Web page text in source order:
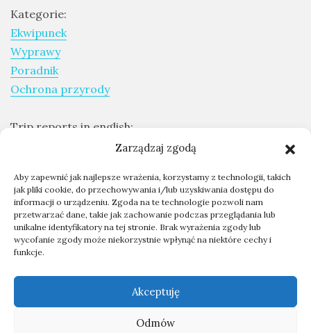
Zarządzaj zgodą
Aby zapewnić jak najlepsze wrażenia, korzystamy z technologii, takich
jak pliki cookie, do przechowywania i/lub uzyskiwania dostępu do
informacji o urządzeniu. Zgoda na te technologie pozwoli nam
przetwarzać dane, takie jak zachowanie podczas przeglądania lub
unikalne identyfikatory na tej stronie. Brak wyrażenia zgody lub
wycofanie zgody może niekorzystnie wpłynąć na niektóre cechy i
funkcje.
Akceptuję
Odmów
Kategorie:
Ekwipunek
Wyprawy
Poradnik
Ochrona przyrody
Trip reports in english:
Skontaktuj się ze mną
Współpraca - kontakt
O mnie
PRZYGODY PRZYRODY - BLOG